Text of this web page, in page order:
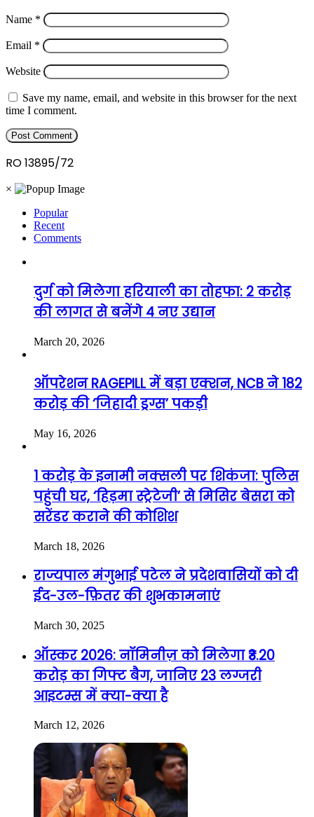
Name *
Email *
Website
Save my name, email, and website in this browser for the next
time I comment.
RO 13895/72
×
Popular
Recent
Comments
दुर्ग को मिलेगा हरियाली का तोहफा: 2 करोड़
की लागत से बनेंगे 4 नए उद्यान
March 20, 2026
ऑपरेशन RAGEPILL में बड़ा एक्शन, NCB ने 182
करोड़ की ‘जिहादी ड्रग्स’ पकड़ी
May 16, 2026
1 करोड़ के इनामी नक्सली पर शिकंजा: पुलिस
पहुंची घर, ‘हिड़मा स्ट्रेटेजी’ से मिसिर बेसरा को
सरेंडर कराने की कोशिश
March 18, 2026
राज्यपाल मंगुभाई पटेल ने प्रदेशवासियों को दी
ईद-उल-फ़ितर की शुभकामनाएं
March 30, 2025
ऑस्कर 2026: नॉमिनीज़ को मिलेगा ₹3.20
करोड़ का गिफ्ट बैग, जानिए 23 लग्जरी
आइटम्स में क्या-क्या है
March 12, 2026